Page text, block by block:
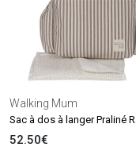
Walking Mum
52.50€